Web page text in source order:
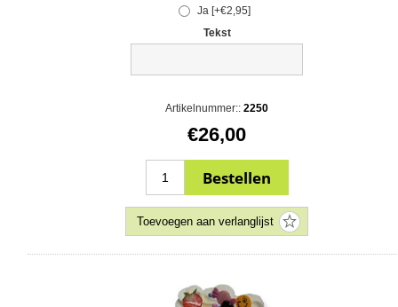
Ja [+€2,95]
Tekst
Artikelnummer:: 2250
€26,00